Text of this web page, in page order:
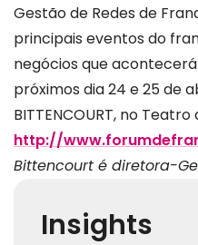
Gestão de Redes de
principais eventos do
negócios que acontecerá
próximos dia 24 e 25 de
BITTENCOURT, no
http://
Bittencourt é diretora-
Insights